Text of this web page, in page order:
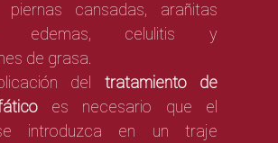
piernas cansadas, arañitas
edemas, celulitis y
de grasa.
del tratamiento de
es necesario que el
introduzca en un traje